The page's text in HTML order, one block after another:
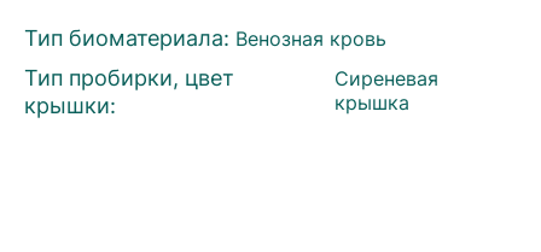
Тип биоматериала: Венозная кровь
Тип пробирки, цвет
крышки:
Сиреневая
крышка